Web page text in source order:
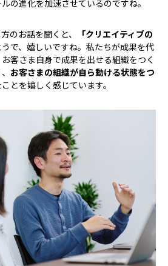
ルの進化を加速させているのですね。
のお話を聞くと、
「クリエイティブの
で、嬉しいですね。私たちが成果を代
客さま自身で成果を出せる組織をつく
お客さまの組織が自ら動ける状態をつ
とを嬉しく感じています。